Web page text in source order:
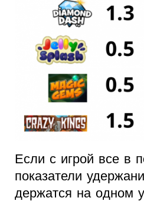
Если с игрой все в
показатели
держатся на одном